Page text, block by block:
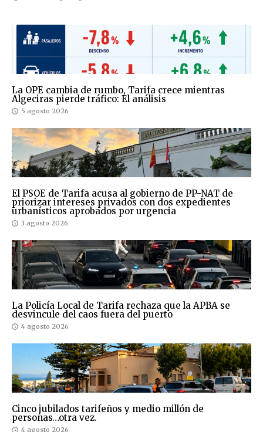
La OPE cambia de rumbo, Tarifa crece mientras
Algeciras pierde tráfico: El análisis
5 agosto 2026
El PSOE de Tarifa acusa al gobierno de PP-NAT de
priorizar intereses privados con dos expedientes
urbanísticos aprobados por urgencia
3 agosto 2026
La Policía Local de Tarifa rechaza que la APBA se
desvincule del caos fuera del puerto
4 agosto 2026
Cinco jubilados tarifeños y medio millón de
personas…otra vez.
4 agosto 2026